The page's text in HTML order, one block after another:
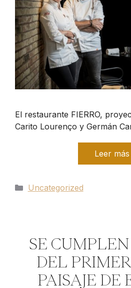
El restaurante FIERRO,
Carito Lourenço y Germán
Leer más
Categorías
Uncategorized
SE
DEL
PAISAJE DE